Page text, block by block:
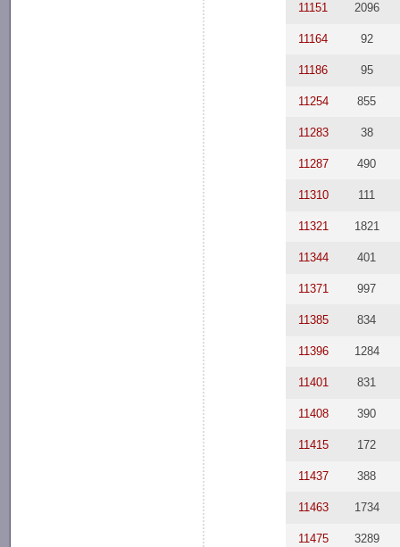
11151 2096
11164 92
11186 95
11254 855
11283 38
11287 490
11310 111
11321 1821
11344 401
11371 997
11385 834
11396 1284
11401 831
11408 390
11415 172
11437 388
11463 1734
11475 3289